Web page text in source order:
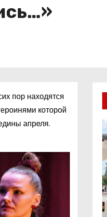
пор находятся
которой
апреля.